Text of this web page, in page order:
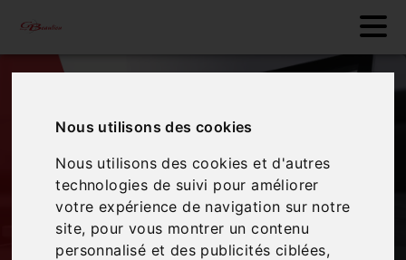
Nous utilisons des cookies
Nous utilisons des cookies et d'autres
technologies de suivi pour améliorer
votre expérience de navigation sur notre
site, pour vous montrer un contenu
personnalisé et des publicités ciblées,